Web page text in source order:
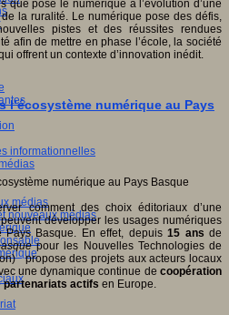
informationnelles
médias
nouveaux médias
que pose le numérique à l’évolution d’une
la ruralité. Le numérique pose des défis,
pistes et des réussites rendues
afin de mettre en phase l’école, la société
offrent un contexte d’innovation inédit.
numérique au Pays
comment des choix éditoriaux d’une
développer les usages numériques
Pays Basque. En effet, depuis15 ans de
pour les Nouvelles Technologies de
propose des projets aux acteurs locaux
une dynamique continue de coopération
partenariats actifs en Europe.